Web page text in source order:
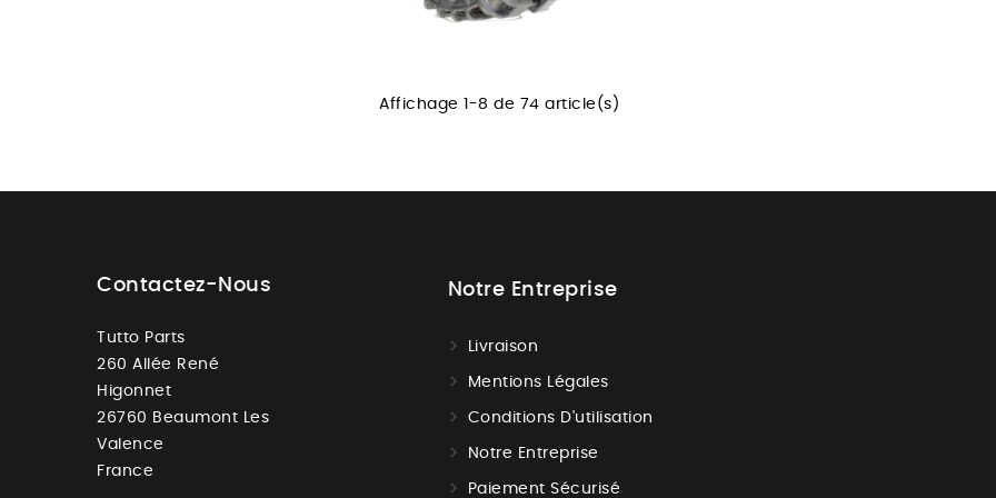
Affichage 1-8 de 74 article(s)
Contactez-Nous
Tutto Parts
260 Allée René
Higonnet
26760 Beaumont Les
Valence
France
Notre Entreprise
Livraison
Mentions Légales
Conditions D'utilisation
Notre Entreprise
Paiement Sécurisé